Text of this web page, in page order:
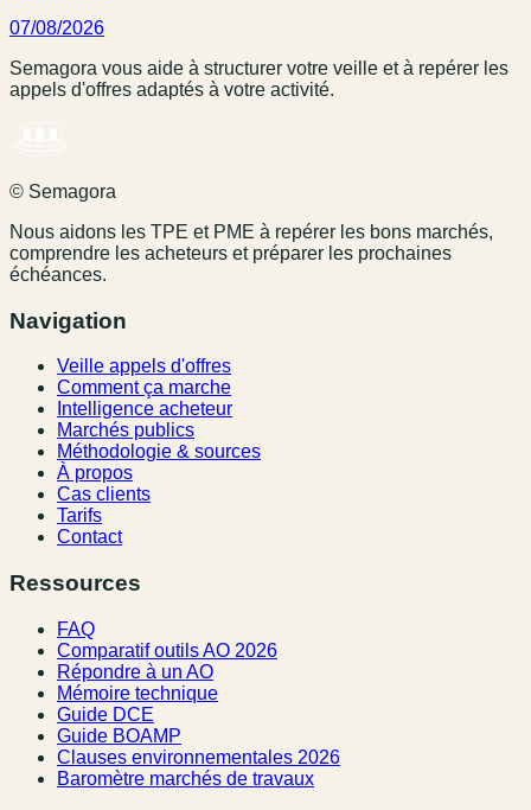
07/08/2026
Semagora vous aide à structurer votre veille et à repérer les
appels d'offres adaptés à votre activité.
© Semagora
Nous aidons les TPE et PME à repérer les bons marchés,
comprendre les acheteurs et préparer les prochaines
échéances.
Navigation
Veille appels d'offres
Comment ça marche
Intelligence acheteur
Marchés publics
Méthodologie & sources
À propos
Cas clients
Tarifs
Contact
Ressources
FAQ
Comparatif outils AO 2026
Répondre à un AO
Mémoire technique
Guide DCE
Guide BOAMP
Clauses environnementales 2026
Baromètre marchés de travaux